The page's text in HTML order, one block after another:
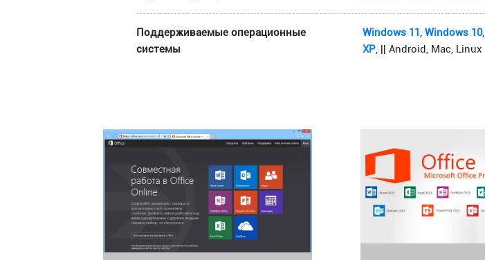
Поддерживаемые операционные
системы
Windows 11 , Windows 10,
XP, || Android, Mac, Linux